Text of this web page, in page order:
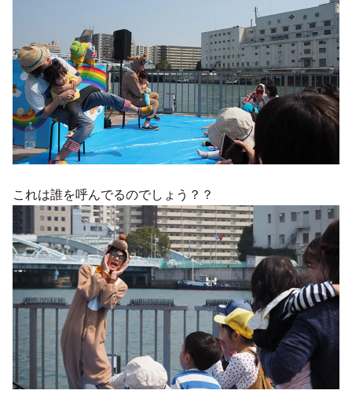
これは誰を呼んでるのでしょう？？